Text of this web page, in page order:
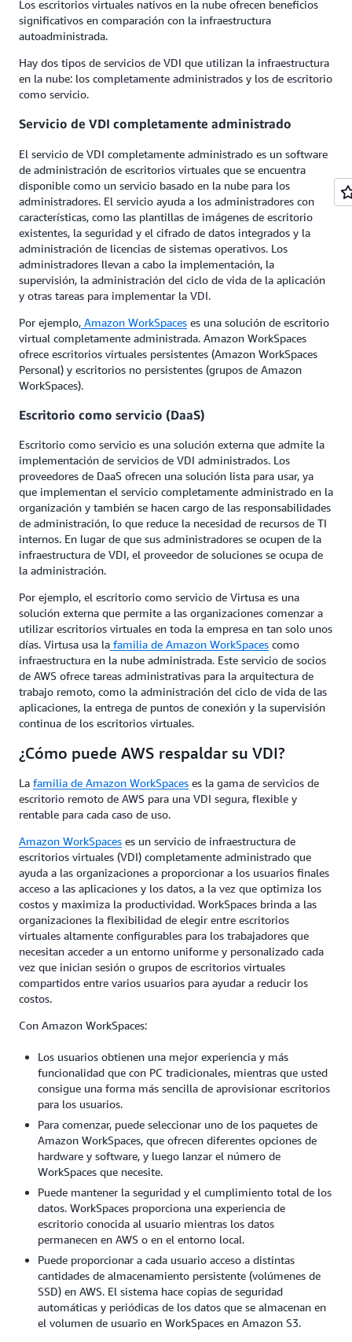
Los escritorios virtuales nativos en la nube ofrecen beneficios
significativos en comparación con la infraestructura
autoadministrada.
Hay dos tipos de servicios de VDI que utilizan la infraestructura
en la nube: los completamente administrados y los de escritorio
como servicio.
Servicio de VDI completamente administrado
El servicio de VDI completamente administrado es un software
de administración de escritorios virtuales que se encuentra
disponible como un servicio basado en la nube para los
administradores. El servicio ayuda a los administradores con
características, como las plantillas de imágenes de escritorio
existentes, la seguridad y el cifrado de datos integrados y la
administración de licencias de sistemas operativos. Los
administradores llevan a cabo la implementación, la
supervisión, la administración del ciclo de vida de la aplicación
y otras tareas para implementar la VDI.
Por ejemplo, Amazon WorkSpaces es una solución de escritorio
virtual completamente administrada. Amazon WorkSpaces
ofrece escritorios virtuales persistentes (Amazon WorkSpaces
Personal) y escritorios no persistentes (grupos de Amazon
WorkSpaces).
Escritorio como servicio (DaaS)
Escritorio como servicio es una solución externa que admite la
implementación de servicios de VDI administrados. Los
proveedores de DaaS ofrecen una solución lista para usar, ya
que implementan el servicio completamente administrado en la
organización y también se hacen cargo de las responsabilidades
de administración, lo que reduce la necesidad de recursos de TI
internos. En lugar de que sus administradores se ocupen de la
infraestructura de VDI, el proveedor de soluciones se ocupa de
la administración.
Por ejemplo, el escritorio como servicio de Virtusa es una
solución externa que permite a las organizaciones comenzar a
utilizar escritorios virtuales en toda la empresa en tan solo unos
días. Virtusa usa la familia de Amazon WorkSpaces como
infraestructura en la nube administrada. Este servicio de socios
de AWS ofrece tareas administrativas para la arquitectura de
trabajo remoto, como la administración del ciclo de vida de las
aplicaciones, la entrega de puntos de conexión y la supervisión
continua de los escritorios virtuales.
¿Cómo puede AWS respaldar su VDI?
La familia de Amazon WorkSpaces es la gama de servicios de
escritorio remoto de AWS para una VDI segura, flexible y
rentable para cada caso de uso.
Amazon WorkSpaces es un servicio de infraestructura de
escritorios virtuales (VDI) completamente administrado que
ayuda a las organizaciones a proporcionar a los usuarios finales
acceso a las aplicaciones y los datos, a la vez que optimiza los
costos y maximiza la productividad. WorkSpaces brinda a las
organizaciones la flexibilidad de elegir entre escritorios
virtuales altamente configurables para los trabajadores que
necesitan acceder a un entorno uniforme y personalizado cada
vez que inician sesión o grupos de escritorios virtuales
compartidos entre varios usuarios para ayudar a reducir los
costos.
Con Amazon WorkSpaces:
Los usuarios obtienen una mejor experiencia y más
funcionalidad que con PC tradicionales, mientras que usted
consigue una forma más sencilla de aprovisionar escritorios
para los usuarios.
Para comenzar, puede seleccionar uno de los paquetes de
Amazon WorkSpaces, que ofrecen diferentes opciones de
hardware y software, y luego lanzar el número de
WorkSpaces que necesite.
Puede mantener la seguridad y el cumplimiento total de los
datos. WorkSpaces proporciona una experiencia de
escritorio conocida al usuario mientras los datos
permanecen en AWS o en el entorno local.
Puede proporcionar a cada usuario acceso a distintas
cantidades de almacenamiento persistente (volúmenes de
SSD) en AWS. El sistema hace copias de seguridad
automáticas y periódicas de los datos que se almacenan en
el volumen de usuario en WorkSpaces en Amazon S3.